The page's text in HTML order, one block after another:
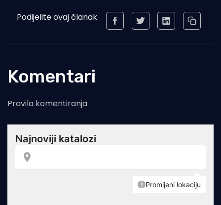
Podijelite ovaj članak
Komentari
Pravila komentiranja